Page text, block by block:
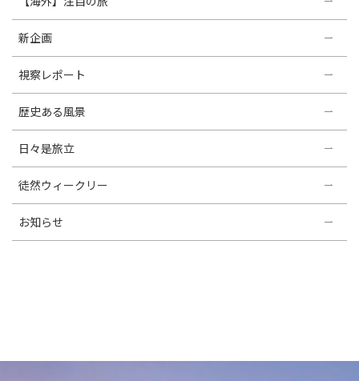
新企画
視察レポート
歴史ある風景
日々是旅立
徒然ウィークリー
お知らせ